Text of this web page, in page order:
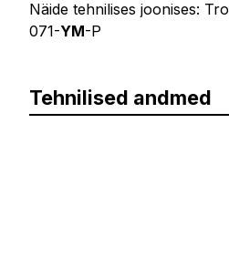
Näide tehnilises joonises:
071-YM-P
Tehnilised andmed